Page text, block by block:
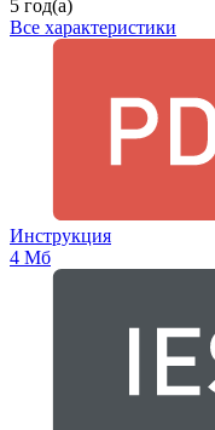
5 год(а)
Все характеристики
Инструкция
4 Мб